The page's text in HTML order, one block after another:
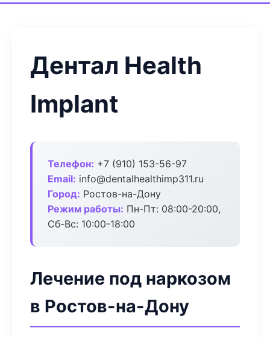
Дентал Health
Implant
Телефон: +7 (910) 153-56-97
Email: info@dentalhealthimp311.ru
Город: Ростов-на-Дону
Режим работы: Пн-Пт: 08:00-20:00,
Сб-Вс: 10:00-18:00
Лечение под наркозом
в Ростов-на-Дону